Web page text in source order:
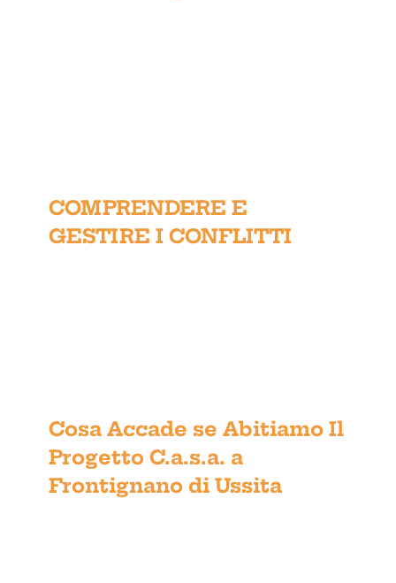
CONFLITTI
COMPRENDERE E
GESTIRE I CONFLITTI
Progetto C.a.s.a. a Frontignano
di Ussita
Cosa Accade se Abitiamo Il
Progetto C.a.s.a. a
Frontignano di Ussita